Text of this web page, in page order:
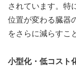
されています。特
位置が変わる臓器
をさらに減らすこ
小型化・低コスト